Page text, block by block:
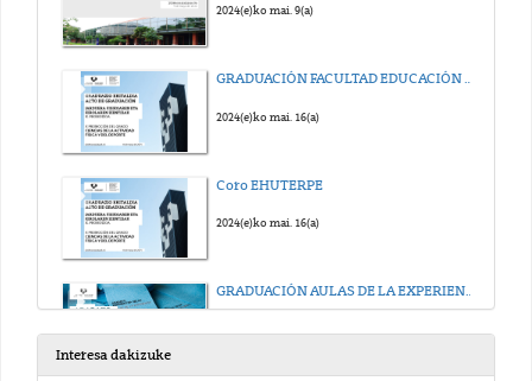
2024(e)ko mai. 9(a)
GRADUACIÓN FACULTAD EDUCACIÓN Y DEPORTE (Sección Deporte) 2024
2024(e)ko mai. 16(a)
Coro EHUTERPE
2024(e)ko mai. 16(a)
GRADUACIÓN AULAS DE LA EXPERIENCIA 2024
Interesa dakizuke